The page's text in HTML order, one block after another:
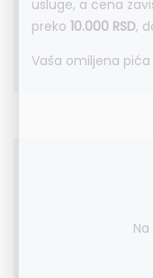
usluge, a cena
preko 10.000 RSD,
Vaša omiljena